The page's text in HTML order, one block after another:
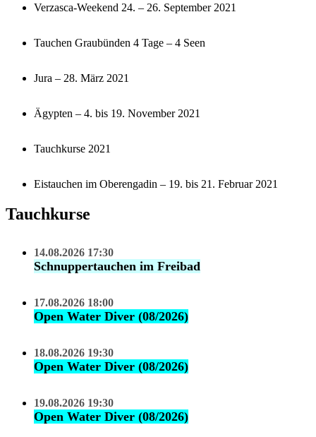
Verzasca-Weekend 24. – 26. September 2021
Tauchen Graubünden 4 Tage – 4 Seen
Jura – 28. März 2021
Ägypten – 4. bis 19. November 2021
Tauchkurse 2021
Eistauchen im Oberengadin – 19. bis 21. Februar 2021
Tauchkurse
14.08.2026 17:30
Schnuppertauchen im Freibad
17.08.2026 18:00
Open Water Diver (08/2026)
18.08.2026 19:30
Open Water Diver (08/2026)
19.08.2026 19:30
Open Water Diver (08/2026)